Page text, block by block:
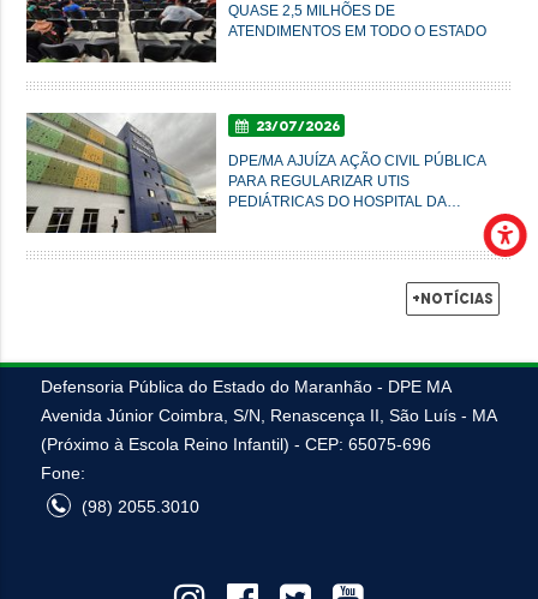
QUASE 2,5 MILHÕES DE
ATENDIMENTOS EM TODO O ESTADO
23/07/2026
DPE/MA AJUÍZA AÇÃO CIVIL PÚBLICA
PARA REGULARIZAR UTIS
PEDIÁTRICAS DO HOSPITAL DA
+Notícias
Defensoria Pública do Estado do Maranhão - DPE MA
Avenida Júnior Coimbra, S/N, Renascença II, São Luís - MA
(Próximo à Escola Reino Infantil) - CEP: 65075-696
Fone:
(98) 2055.3010